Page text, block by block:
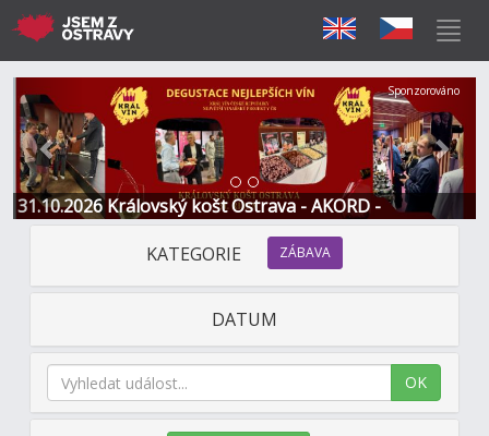
31.10.2026 Královský košt Ostrava - AKORD -
Restaurace a Hotel
Předchozí Další
Sponzorováno
KATEGORIE ZÁBAVA
DATUM
OK